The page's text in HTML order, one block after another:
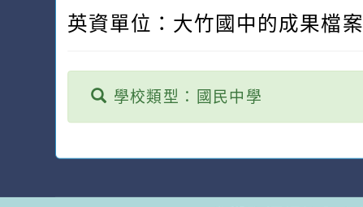
英資單位：大竹國中的成果檔案
學校類型：國民中學